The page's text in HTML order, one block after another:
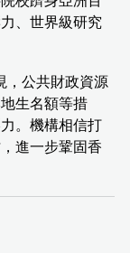
、世界級研究
，公共財政資源
生名額等措
。機構相信打
進一步鞏固香